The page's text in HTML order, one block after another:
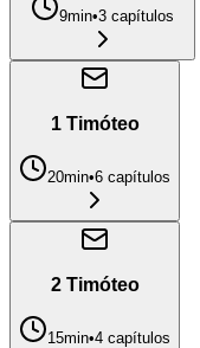
9min•3 capítulos
1 Timóteo
20min•6 capítulos
2 Timóteo
15min•4 capítulos